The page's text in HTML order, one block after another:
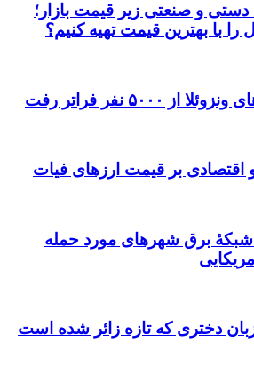
دستی و صنعتی زیر قیمت بازار؛
را با بهترین قیمت تهیه کنیم؟
۵۰۰۰ نفر فراتر رفت
و اقتصادی بر قیمت ارزهای فیات
برق شهرهای مورد حمله
زبان دختری که تازه زائر شده است